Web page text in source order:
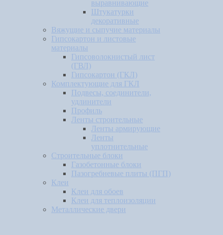
выравнивающие
Штукатурки
декоративные
Вяжущие и сыпучие материалы
Гипсокартон и листовые
материалы
Гипсоволокнистый лист
(ГВЛ)
Гипсокартон (ГКЛ)
Комплектующие для ГКЛ
Подвесы, соединители,
удлинители
Профиль
Ленты строительные
Ленты армирующие
Ленты
уплотнительные
Строительные блоки
Газобетонные блоки
Пазогребневые плиты (ПГП)
Клеи
Клеи для обоев
Клеи для теплоизоляции
Металлические двери